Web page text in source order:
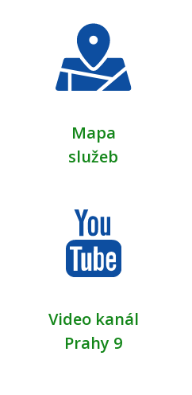
Mapa
služeb
Video kanál
Prahy 9